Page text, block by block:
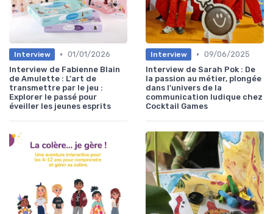
Interview • 01/01/2026
Interview de Fabienne Blain
de Amulette : L'art de
transmettre par le jeu :
Explorer le passé pour
éveiller les jeunes esprits
Interview • 09/06/2025
Interview de Sarah Pok : De
la passion au métier, plongée
dans l'univers de la
communication ludique chez
Cocktail Games